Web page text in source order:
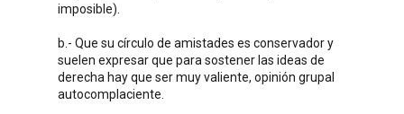
imposible).
b.- Que su círculo de amistades es conservador y
suelen expresar que para sostener las ideas de
derecha hay que ser muy valiente, opinión grupal
autocomplaciente.